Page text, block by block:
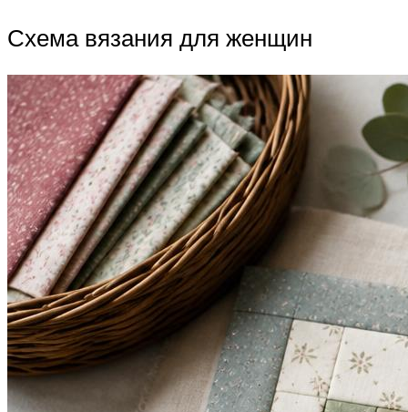
Схема вязания для женщин